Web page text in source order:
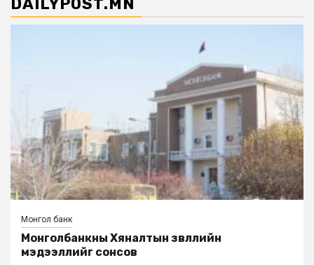
DAILYPOST.MN
Монгол банк
Монголбанкны Хяналтын зөвлөлийн
мэдээллийг сонсов